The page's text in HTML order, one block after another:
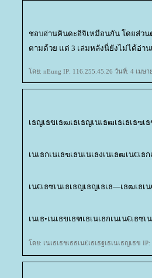
ชอบอ่านคินดะอิจิเหมือนกัน โดยส่วน
ตามด้วย แต่ 3 เล่มหลังนี่ยังไม่ได้อ่า
ดย: nEung IP: 116.255.45.26 วันที่: 4 เมษา
เธญเธขเธฒเธเธญเนเธฒเธเธเธฃเ
เนเธกเนเธฃเธนเนเธงเนเธฒเน€เธ
เน€เธซเนเธเธญเธญเธเธ—เธฒเธเน€
เนเธ•เนเธขเธฑเธเนเธกเนเน€เธ
ดย: เนเธเธชเธธเน€เธเธฐเธเนเธญเธ